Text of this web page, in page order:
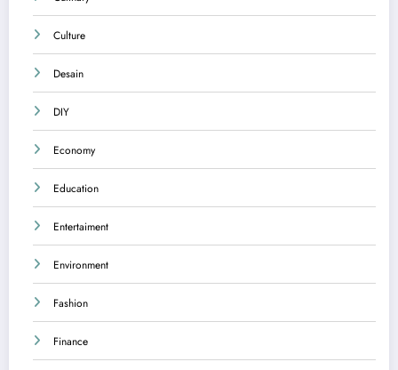
Culture
Desain
DIY
Economy
Education
Entertaiment
Environment
Fashion
Finance